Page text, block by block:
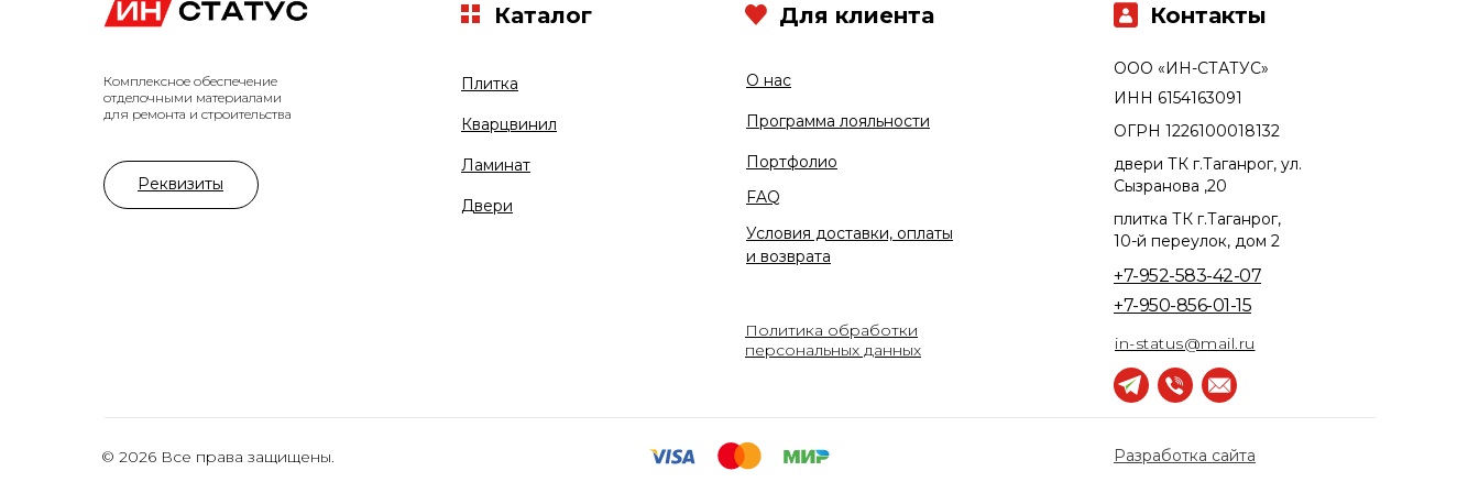
© 2026 Все права защищены.
Политика обработки
персональных данных
Комплексное обеспечение
отделочными материалами
для ремонта и строительства
Плитка
Кварцвинил
+7-950-856-01-15
+7-952-583-42-07
О нас
Ламинат
Программа лояльности
Двери
Портфолио
ООО «ИН-СТАТУС»
плитка ТК г.Таганрог,
10-й переулок, дом 2
двери ТК г.Таганрог, ул.
Сызранова ,20
ОГРН 1226100018132
ИНН 6154163091
Разработка сайта
Условия доставки, оплаты
и возврата
FAQ
Каталог
in-status@mail.ru
Контакты
Для клиента
Реквизиты